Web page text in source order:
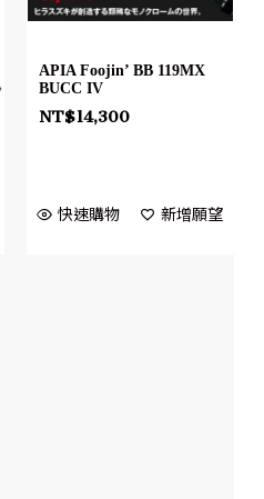
APIA Foojin’ BB 119MX
BUCC IV
NT$14,300
快速購物 新增願望